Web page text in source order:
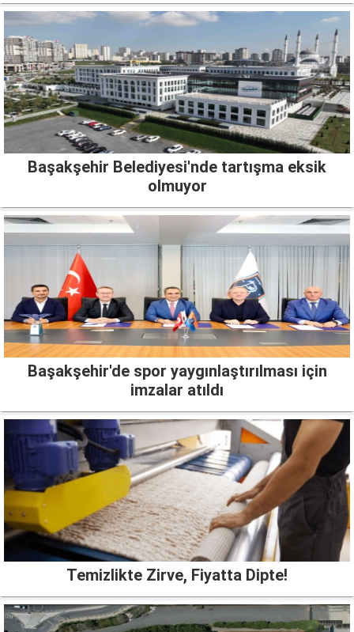
Başakşehir Belediyesi'nde tartışma eksik
olmuyor
Başakşehir'de spor yaygınlaştırılması için
imzalar atıldı
Temizlikte Zirve, Fiyatta Dipte!